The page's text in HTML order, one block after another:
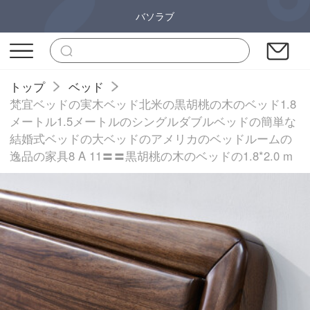
バソラブ
トップ
ベッド
梵宜ベッドの実木ベッド北米の黒胡桃の木のベッド1.8
メートル1.5メートルのシングルダブルベッドの簡単な
結婚式ベッドの大ベッドのアメリカのベッドルームの
逸品の家具8 A 11〓〓黒胡桃の木のベッドの1.8*2.0 m